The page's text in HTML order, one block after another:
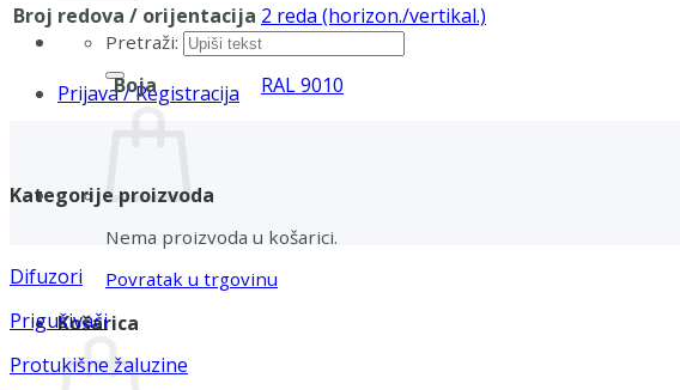
Pretraži:
Prijava / Registracija
Nema proizvoda u košarici.
Povratak u trgovinu
Košarica
Broj redova / orijentacija 2 reda (horizon./vertikal.)
Boja RAL 9010
Kategorije proizvoda
Difuzori
Prigušivači
Protukišne žaluzine